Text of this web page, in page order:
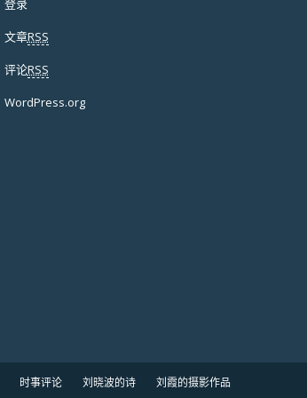
登录
文章RSS
评论RSS
WordPress.org
时事评论 刘晓波的诗 刘霞的摄影作品